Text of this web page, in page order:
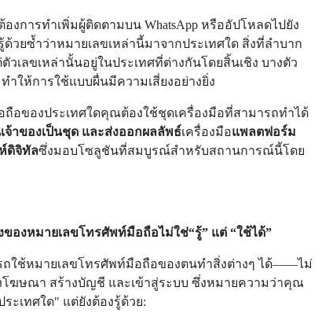
งการทำเพิ่มผู้ติดตามบน WhatsApp หรืออัปโหลดไปยัง
ยซ้ำว่าหมายเลขเหล่านี้มาจากประเทศใด สิ่งที่ลำบาก
เลขเหล่านั้นอยู่ในประเทศที่ต่างกันโดยสิ้นเชิง บางตัว
ำให้การใช้แบบผื่นมีความเสี่ยงอย่างยิ่ง
อของประเทศใดคุณต้องใช้ชุดเครื่องมือที่สามารถทำได้
าของเป็นชุด และส่งออกผลลัพธ์เครื่องมือแพลตฟอร์ม
ดิจิทัลซึ่งมอบโซลูชันที่สมบูรณ์สำหรับสถานการณ์นี้โดย
ของหมายเลขโทรศัพท์มือถือไม่ใช่“รู้” แต่ “ใช้ได้”
ใช้หมายเลขโทรศัพท์มือถือของตนทำสิ่งต่างๆ ได้——ไม่
โฆษณา สร้างบัญชี และเข้าสู่ระบบ ซึ่งหมายความว่าคุณ
ะเทศใด" แต่ยังต้องรู้ด้วย: